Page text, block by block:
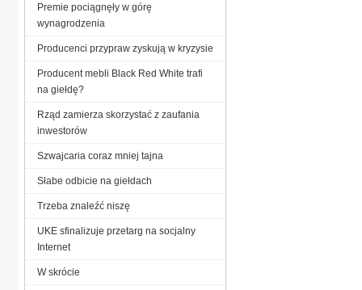
Premie pociągnęły w górę
wynagrodzenia
Producenci przypraw zyskują w kryzysie
Producent mebli Black Red White trafi
na giełdę?
Rząd zamierza skorzystać z zaufania
inwestorów
Szwajcaria coraz mniej tajna
Słabe odbicie na giełdach
Trzeba znaleźć niszę
UKE sfinalizuje przetarg na socjalny
Internet
W skrócie